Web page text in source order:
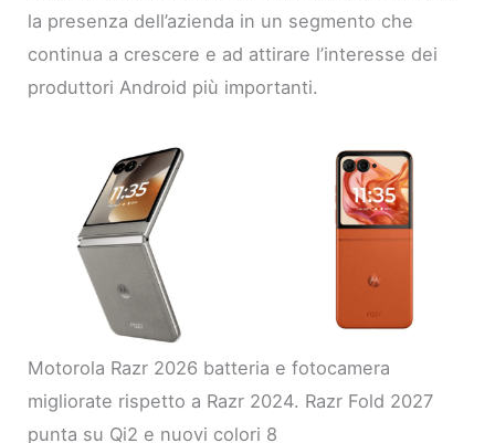
la presenza dell’azienda in un segmento che
continua a crescere e ad attirare l’interesse dei
produttori Android più importanti.
Motorola Razr 2026 batteria e fotocamera
migliorate rispetto a Razr 2024. Razr Fold 2027
punta su Qi2 e nuovi colori 8